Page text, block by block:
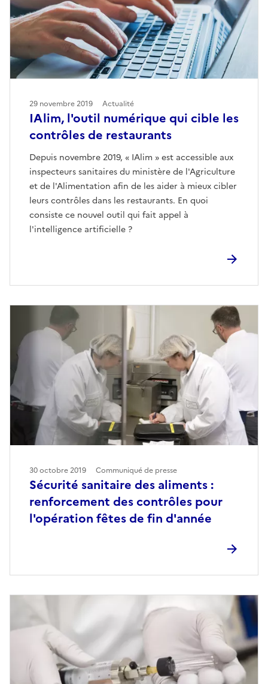
IAlim, l'outil numérique qui cible les
contrôles de restaurants
Depuis novembre 2019, « IAlim » est accessible aux
inspecteurs sanitaires du ministère de l'Agriculture
et de l'Alimentation afin de les aider à mieux cibler
leurs contrôles dans les restaurants. En quoi
consiste ce nouvel outil qui fait appel à
l'intelligence artificielle ?
29 novembre 2019 Actualité
Sécurité sanitaire des aliments :
renforcement des contrôles pour
l'opération fêtes de fin d'année
30 octobre 2019 Communiqué de presse